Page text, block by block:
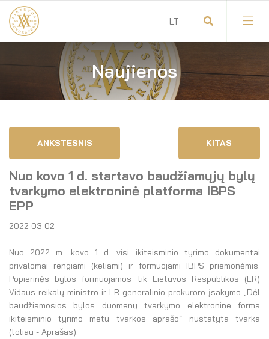
Visuotinis advokatų susirinkimas
Advokatų tarybos pirmininkas
Advokatų taryba
Komitetai
Garbės teismas
Savitarna
Savivaldos teisės aktai
Dokumentų atmintinė
El. parduotuvė
LT
EN
DE
Naujienos
ANKSTESNIS KITAS
Nuo kovo 1 d. startavo baudžiamųjų bylų
tvarkymo elektroninė platforma IBPS
EPP
2022 03 02
Nuo 2022 m. kovo 1 d. visi ikiteisminio tyrimo dokumentai
privalomai rengiami (keliami) ir formuojami IBPS priemonėmis.
Popierinės bylos formuojamos tik Lietuvos Respublikos (LR)
Vidaus reikalų ministro ir LR generalinio prokuroro įsakymo „Dėl
baudžiamosios bylos duomenų tvarkymo elektronine forma
ikiteisminio tyrimo metu tvarkos aprašo“ nustatyta tvarka
(toliau - Aprašas).